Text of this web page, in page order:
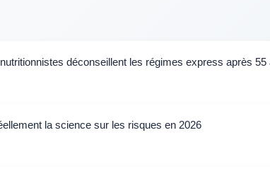
déconseillent les régimes express après 55
la science sur les risques en 2026